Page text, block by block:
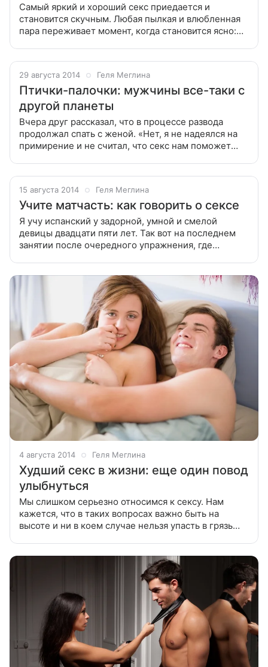
Самый яркий и хороший секс приедается и
становится скучным. Любая пылкая и влюбленная
пара переживает момент, когда становится ясно:
29 августа 2014 Геля Меглина
Птички-палочки: мужчины все-таки с
другой планеты
Вчера друг рассказал, что в процессе развода
продолжал спать с женой. «Нет, я не надеялся на
примирение и не считал, что секс нам поможет
15 августа 2014 Геля Меглина
Учите матчасть: как говорить о сексе
Я учу испанский у задорной, умной и смелой
девицы двадцати пяти лет. Так вот на последнем
занятии после очередного упражнения, где
4 августа 2014 Геля Меглина
Худший секс в жизни: еще один повод
улыбнуться
Мы слишком серьезно относимся к сексу. Нам
кажется, что в таких вопросах важно быть на
высоте и ни в коем случае нельзя упасть в грязь